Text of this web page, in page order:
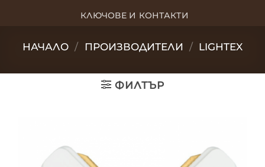
КЛЮЧОВЕ И КОНТАКТИ
НАЧАЛО / ПРОИЗВОДИТЕЛИ / LIGHTEX
ФИЛТЪР